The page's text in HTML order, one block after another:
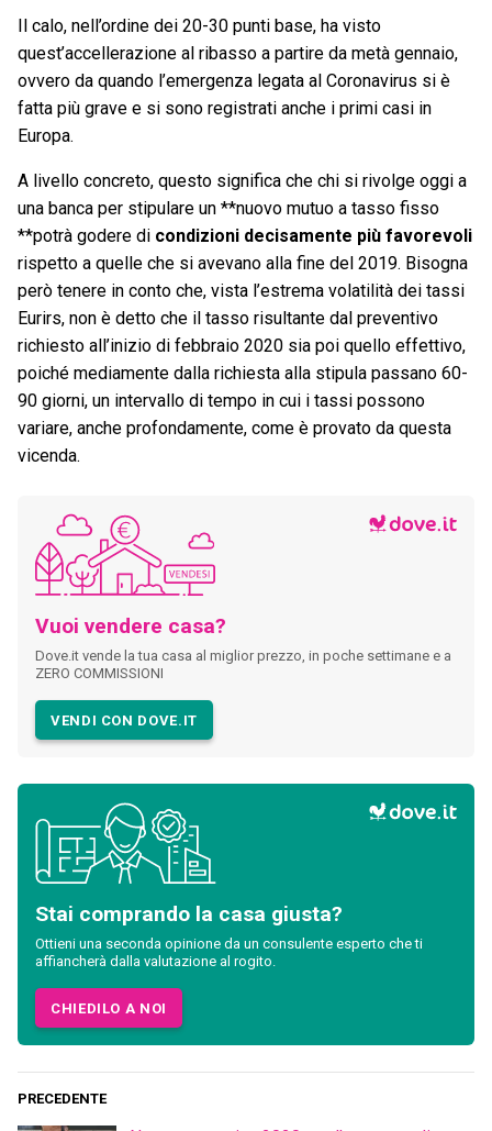
Il calo, nell’ordine dei 20-30 punti base, ha visto
quest’accellerazione al ribasso a partire da metà gennaio,
ovvero da quando l’emergenza legata al Coronavirus si è
fatta più grave e si sono registrati anche i primi casi in
Europa.
A livello concreto, questo significa che chi si rivolge oggi a
una banca per stipulare un **nuovo mutuo a tasso fisso
**potrà godere di condizioni decisamente più favorevoli
rispetto a quelle che si avevano alla fine del 2019. Bisogna
però tenere in conto che, vista l’estrema volatilità dei tassi
Eurirs, non è detto che il tasso risultante dal preventivo
richiesto all’inizio di febbraio 2020 sia poi quello effettivo,
poiché mediamente dalla richiesta alla stipula passano 60-
90 giorni, un intervallo di tempo in cui i tassi possono
variare, anche profondamente, come è provato da questa
vicenda.
Vuoi vendere casa?
Dove.it vende la tua casa al miglior prezzo, in poche settimane e a
ZERO COMMISSIONI
VENDI CON DOVE.IT
Stai comprando la casa giusta?
Ottieni una seconda opinione da un consulente esperto che ti
affiancherà dalla valutazione al rogito.
CHIEDILO A NOI
PRECEDENTE